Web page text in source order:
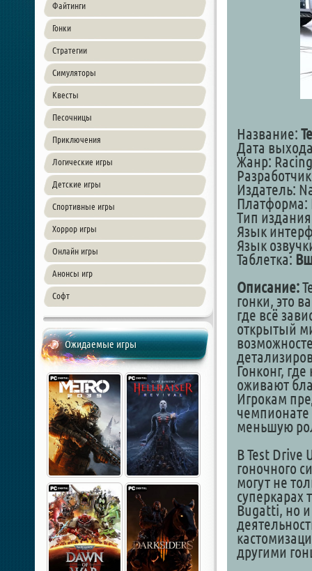
Файтинги
Гонки
Стратегии
Симуляторы
Квесты
Песочницы
Приключения
Логические игры
Детские игры
Спортивные игры
Хоррор игры
Онлайн игры
Анонсы игр
Софт
Ожидаемые игры
Название:
Дата
Жанр:
Издатель:
Платформа:
Тип
Язык
Язык
Таблетка:
Описание:
гонки, это
где всё
открытый
Гонконг,
оживают
Игрокам
чемпионате
меньшую
В Test Drive
гоночного
могут не
суперкарах
Bugatti, но
другими